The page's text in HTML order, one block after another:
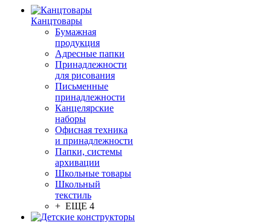
Канцтовары
Бумажная
продукция
Адресные папки
Принадлежности
для рисования
Письменные
принадлежности
Канцелярские
наборы
Офисная техника
и принадлежности
Папки, системы
архивации
Школьные товары
Школьный
текстиль
+ ЕЩЕ 4